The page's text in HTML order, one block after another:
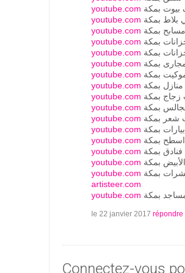
youtube.com بمكة
youtube.com بمكة
youtube.com بمكة
youtube.com بمكة
youtube.com بمكة
youtube.com بمكة
youtube.com بمكة
youtube.com بمكة
youtube.com بمكة
youtube.com بمكة
youtube.com شعر بمكة
youtube.com بمكة
youtube.com بمكة
youtube.com بمكة
youtube.com بمكة
youtube.com بمكة
artisteer.com
youtube.com بمكة
le 22 janvier 2017 répondre
Connectez-vous